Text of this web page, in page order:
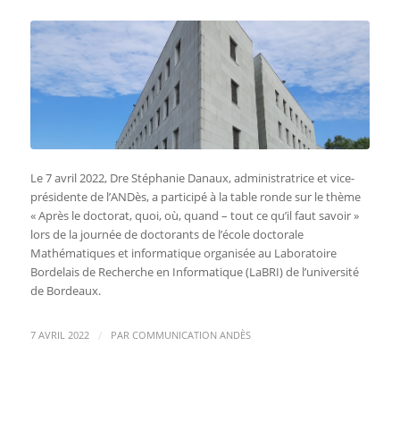
Le 7 avril 2022, Dre Stéphanie Danaux, administratrice et vice-
présidente de l’ANDès, a participé à la table ronde sur le thème
« Après le doctorat, quoi, où, quand – tout ce qu’il faut savoir »
lors de la journée de doctorants de l’école doctorale
Mathématiques et informatique organisée au Laboratoire
Bordelais de Recherche en Informatique (LaBRI) de l’université
de Bordeaux.
7 AVRIL 2022 / PAR COMMUNICATION ANDÈS